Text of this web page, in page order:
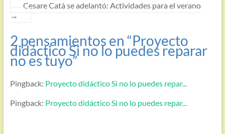
Cesare Catà se adelantó: Actividades para el verano
→
2 pensamientos en “Proyecto
didáctico Si no lo puedes reparar
no es tuyo”
Pingback: Proyecto didáctico Si no lo puedes repar...
Pingback: Proyecto didáctico Si no lo puedes repar...